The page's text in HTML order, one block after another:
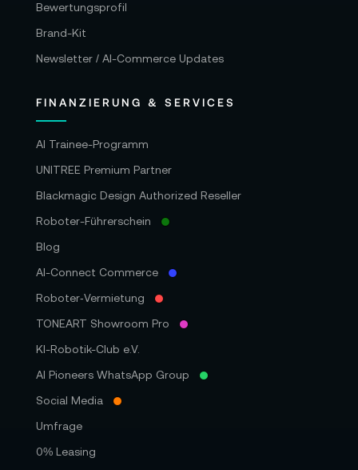
Bewertungsprofil
Brand-Kit
Newsletter / AI-Commerce Updates
FINANZIERUNG & SERVICES
AI Trainee-Programm
UNITREE Premium Partner
Blackmagic Design Authorized Reseller
Roboter-Führerschein
Blog
AI-Connect Commerce
Roboter‑Vermietung
TONEART Showroom Pro
KI-Robotik-Club e.V.
AI Pioneers WhatsApp Group
Social Media
Umfrage
0% Leasing